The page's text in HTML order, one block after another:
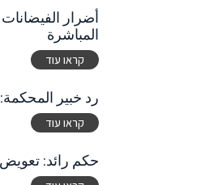
أضرار
المباشرة
קראו עוד
رد خبير
קראו עוד
حكم رائد: